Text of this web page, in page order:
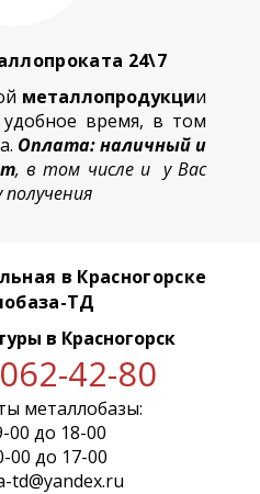
24\7
металлопродукции
время, в том
Оплата: наличный и
, в том числе и у Вас
в Красногорске
ТД
в Красногорск
42-80
металлобазы:
00 до 18-00
00 до 17-00
td@yandex.ru